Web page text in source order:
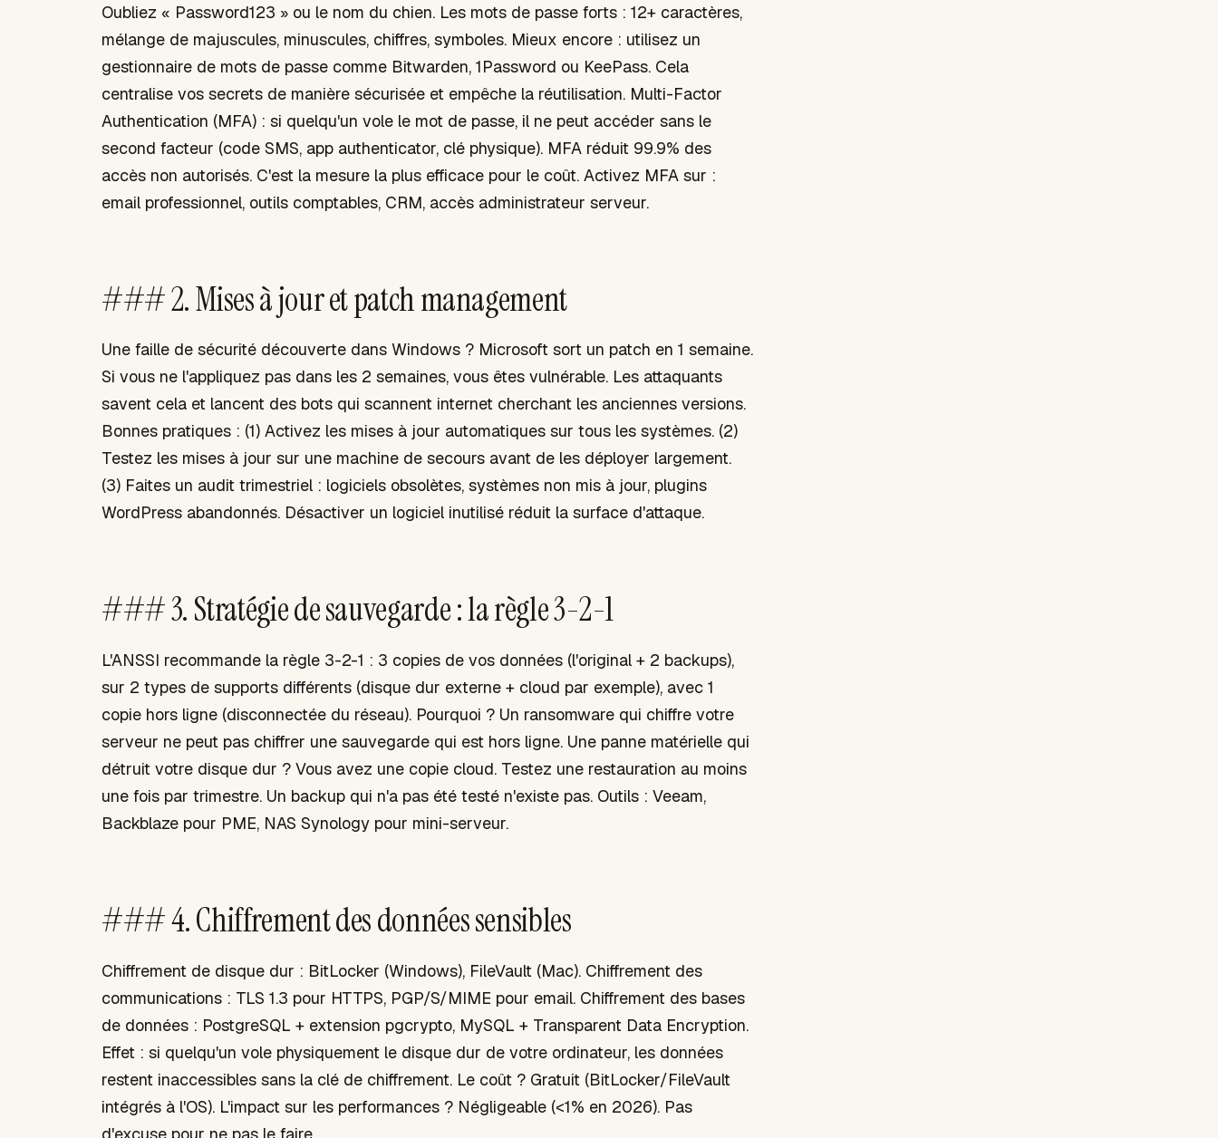
Oubliez « Password123 » ou le nom du chien. Les mots de passe forts : 12+ caractères,
mélange de majuscules, minuscules, chiffres, symboles. Mieux encore : utilisez un
gestionnaire de mots de passe comme Bitwarden, 1Password ou KeePass. Cela
centralise vos secrets de manière sécurisée et empêche la réutilisation. Multi-Factor
Authentication (MFA) : si quelqu'un vole le mot de passe, il ne peut accéder sans le
second facteur (code SMS, app authenticator, clé physique). MFA réduit 99.9% des
accès non autorisés. C'est la mesure la plus efficace pour le coût. Activez MFA sur :
email professionnel, outils comptables, CRM, accès administrateur serveur.
### 2. Mises à jour et patch management
Une faille de sécurité découverte dans Windows ? Microsoft sort un patch en 1 semaine.
Si vous ne l'appliquez pas dans les 2 semaines, vous êtes vulnérable. Les attaquants
savent cela et lancent des bots qui scannent internet cherchant les anciennes versions.
Bonnes pratiques : (1) Activez les mises à jour automatiques sur tous les systèmes. (2)
Testez les mises à jour sur une machine de secours avant de les déployer largement.
(3) Faites un audit trimestriel : logiciels obsolètes, systèmes non mis à jour, plugins
WordPress abandonnés. Désactiver un logiciel inutilisé réduit la surface d'attaque.
### 3. Stratégie de sauvegarde : la règle 3-2-1
L'ANSSI recommande la règle 3-2-1 : 3 copies de vos données (l'original + 2 backups),
sur 2 types de supports différents (disque dur externe + cloud par exemple), avec 1
copie hors ligne (disconnectée du réseau). Pourquoi ? Un ransomware qui chiffre votre
serveur ne peut pas chiffrer une sauvegarde qui est hors ligne. Une panne matérielle qui
détruit votre disque dur ? Vous avez une copie cloud. Testez une restauration au moins
une fois par trimestre. Un backup qui n'a pas été testé n'existe pas. Outils : Veeam,
Backblaze pour PME, NAS Synology pour mini-serveur.
### 4. Chiffrement des données sensibles
Chiffrement de disque dur : BitLocker (Windows), FileVault (Mac). Chiffrement des
communications : TLS 1.3 pour HTTPS, PGP/S/MIME pour email. Chiffrement des bases
de données : PostgreSQL + extension pgcrypto, MySQL + Transparent Data Encryption.
Effet : si quelqu'un vole physiquement le disque dur de votre ordinateur, les données
restent inaccessibles sans la clé de chiffrement. Le coût ? Gratuit (BitLocker/FileVault
intégrés à l'OS). L'impact sur les performances ? Négligeable (<1% en 2026). Pas
d'excuse pour ne pas le faire.